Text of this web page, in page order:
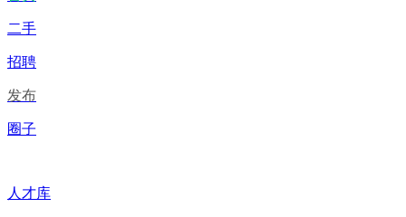
二手
招聘
发布
圈子
人才库